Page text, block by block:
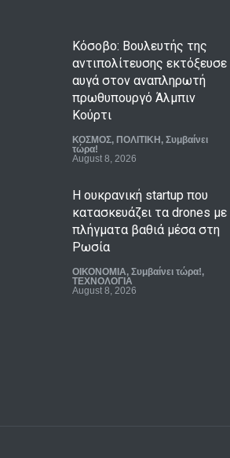
Κόσοβο: Βουλευτής της
αντιπολίτευσης εκτόξευσε
αυγά στον αναπληρωτή
πρωθυπουργό Άλμπιν
Κούρτι
ΚΟΣΜΟΣ, ΠΟΛΙΤΙΚΗ , Συμβαίνει
τώρα!
August 8, 2026
Η ουκρανική startup που
κατασκευάζει τα drones με
πλήγματα βαθιά μέσα στη
Ρωσία
ΟΙΚΟΝΟΜΙΑ, Συμβαίνει τώρα!,
ΤΕΧΝΟΛΟΓΙΑ
August 8, 2026